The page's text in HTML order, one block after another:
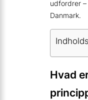
udfordrer
Danmark.
Hvad